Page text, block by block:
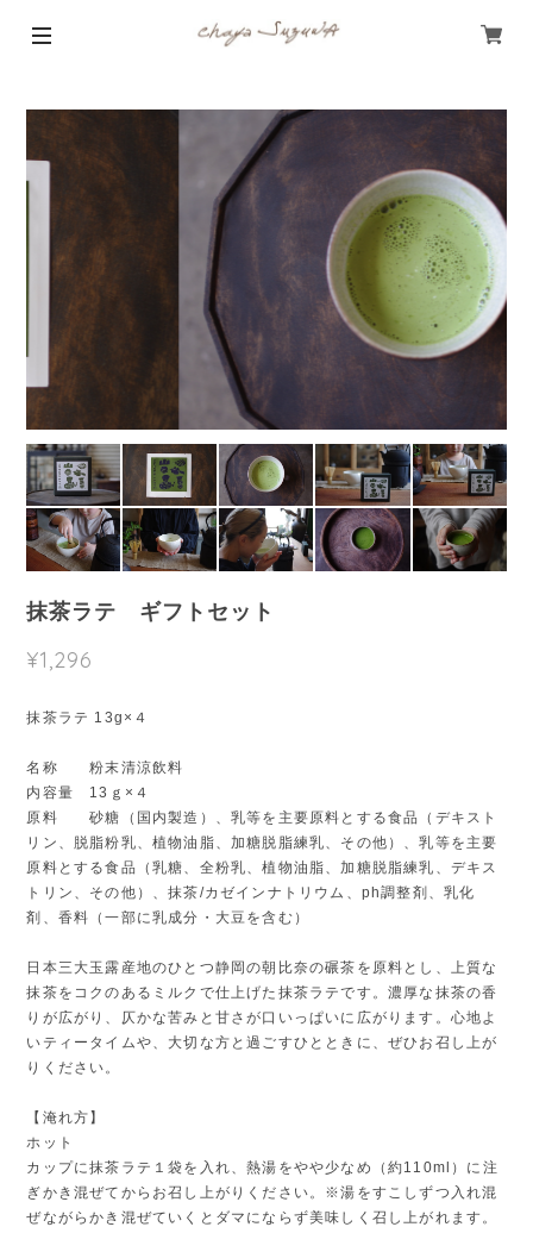
抹茶ラテ ギフトセット
¥1,296
抹茶ラテ 13g×４
名称 粉末清涼飲料
内容量 13ｇ×４
原料 砂糖（国内製造）、乳等を主要原料とする食品（デキスト
リン、脱脂粉乳、植物油脂、加糖脱脂練乳、その他）、乳等を主要
原料とする食品（乳糖、全粉乳、植物油脂、加糖脱脂練乳、デキス
トリン、その他）、抹茶/カゼインナトリウム、ph調整剤、乳化
剤、香料（一部に乳成分・大豆を含む）
日本三大玉露産地のひとつ静岡の朝比奈の碾茶を原料とし、上質な
抹茶をコクのあるミルクで仕上げた抹茶ラテです。濃厚な抹茶の香
りが広がり、仄かな苦みと甘さが口いっぱいに広がります。心地よ
いティータイムや、大切な方と過ごすひとときに、ぜひお召し上が
りください。
【淹れ方】
ホット
カップに抹茶ラテ１袋を入れ、熱湯をやや少なめ（約110ml）に注
ぎかき混ぜてからお召し上がりください。※湯をすこしずつ入れ混
ぜながらかき混ぜていくとダマにならず美味しく召し上がれます。